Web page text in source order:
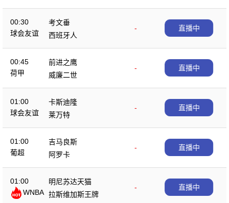
00:30
球会友谊
考文垂
-
西班牙人
直播中
00:45
荷甲
前进之鹰
-
威廉二世
直播中
01:00
球会友谊
卡斯迪隆
-
莱万特
直播中
01:00
葡超
吉马良斯
-
阿罗卡
直播中
01:00
WNBA
明尼苏达天猫
-
拉斯维加斯王牌
直播中